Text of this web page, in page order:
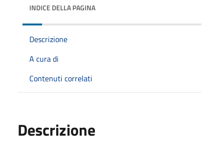
INDICE DELLA PAGINA
Descrizione
A cura di
Contenuti correlati
Descrizione